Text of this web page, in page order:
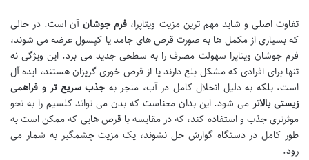
تفاوت اصلی و شاید مهم ترین مزیت ویتاپرا، فرم جوشانآن است. در حالی
که بسیاری از مکمل ها به صورت قرص های جامد یا کپسول عرضه می شوند،
فرم جوشان ویتاپرا سهولت مصرف را به سطحی جدید می برد. این ویژگی نه
تنها برای افرادی که مشکل بلع دارند یا از قرص خوری گریزان هستند، ایده آل
است، بلکه به دلیل انحلال کامل در آب، منجر به جذب سریع تر و فراهمی
زیستی بالاتر می شود. این بدان معناست که بدن می تواند کلسیم را به نحو
موثرتری جذب و استفاده کند، که در مقایسه با قرص هایی که ممکن است به
طور کامل در دستگاه گوارش حل نشوند، یک مزیت چشمگیر به شمار می
رود.